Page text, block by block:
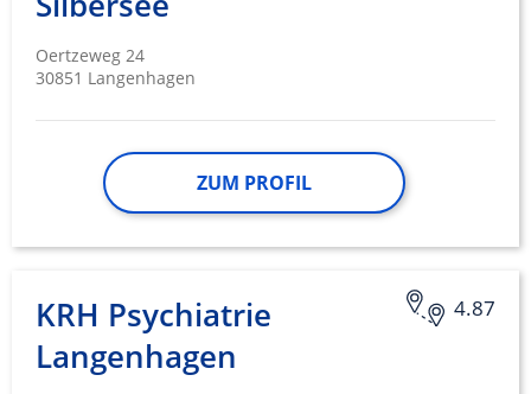
Oertzeweg 24
30851 Langenhagen
ZUM PROFIL
4.87
KRH Psychiatrie
Langenhagen